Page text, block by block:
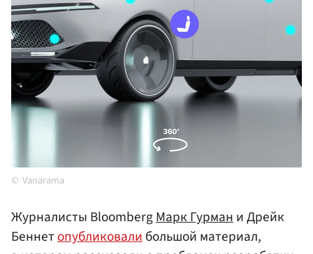
Vanarama
Журналисты BloombergМарк Гурмани Дрейк
Беннетопубликовалибольшой материал,